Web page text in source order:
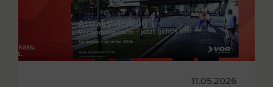
11.05.2026